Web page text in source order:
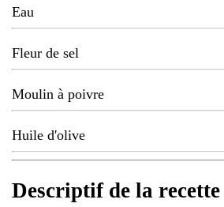
Eau
Fleur de sel
Moulin à poivre
Huile d'olive
Descriptif de la recette